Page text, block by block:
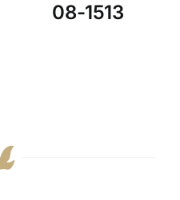
08-1513